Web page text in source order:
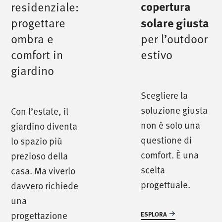
residenziale:
progettare
ombra e
comfort in
giardino
Con l’estate, il
giardino diventa
lo spazio più
prezioso della
casa. Ma viverlo
davvero richiede
una
progettazione
copertura
solare giusta
per l’outdoor
estivo
Scegliere la
soluzione giusta
non è solo una
questione di
comfort. È una
scelta
progettuale.
ESPLORA